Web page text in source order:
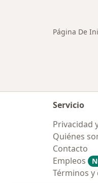
Página De
Servicio
Privacidad
Quiénes
Contacto
Empleos
Términos y